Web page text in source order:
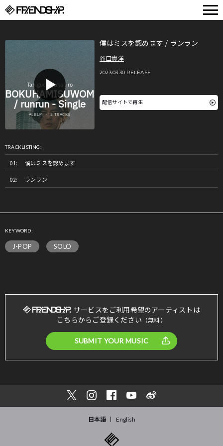
僕はミスを認めます / ランラン
谷口貴洋
2023.03.30 RELEASE
配信サイトで再生
TRACKLISTING:
僕はミスを認めます
ランラン
KEYWORD:
J-POP SOLO
サービスをご利用希望のアーティストは
こちらからご登録ください （無料）
SUBMIT YOUR MUSIC
日本語 English